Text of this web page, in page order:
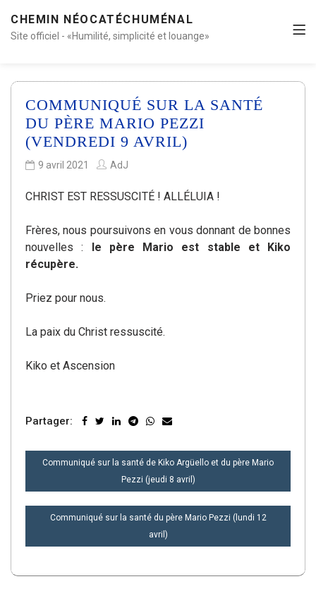
CHEMIN NÉOCATÉCHUMÉNAL
Site officiel - «Humilité, simplicité et louange»
COMMUNIQUÉ SUR LA SANTÉ
DU PÈRE MARIO PEZZI
(VENDREDI 9 AVRIL)
9 avril 2021 AdJ
CHRIST EST RESSUSCITÉ ! ALLÉLUIA !
Frères, nous poursuivons en vous donnant de bonnes
nouvelles : le père Mario est stable et Kiko
récupère.
Priez pour nous.
La paix du Christ ressuscité.
Kiko et Ascension
Partager:
NAVIGATION
L’ARTICLE
Communiqué sur la santé de Kiko Argüello et du père Mario
Pezzi (jeudi 8 avril)
Communiqué sur la santé du père Mario Pezzi (lundi 12
avril)